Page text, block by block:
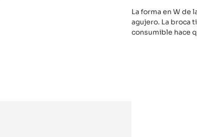
La forma en W de
agujero. La broca
consumible hace